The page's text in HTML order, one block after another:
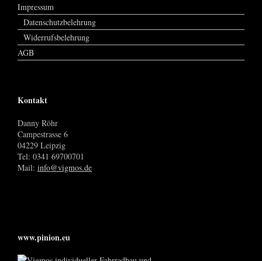
Impressum
Datenschutzbelehrung
Widerrufsbelehrung
AGB
Kontakt
Danny Röhr
Campestrasse 6
04229 Leipzig
Tel: 0341 69700701
Mail: info@vigmos.de
www.pinion.eu